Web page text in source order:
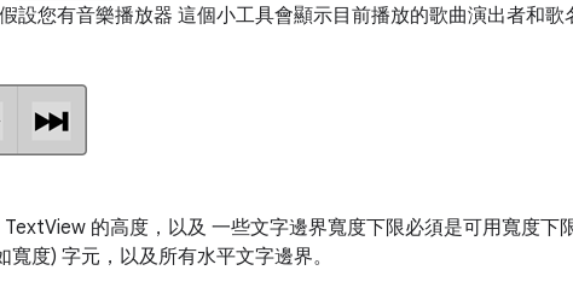
設您有音樂播放器 這個小工具會顯示目前播放的歌曲演出者和歌
的高度，以及 一些文字邊界寬度下限必須是可用寬度下
度) 字元，以及所有水平文字邊界。